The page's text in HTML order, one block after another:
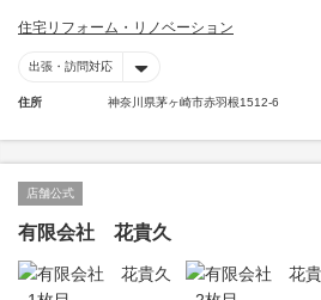
住宅リフォーム・リノベーション
出張・訪問対応
住所 神奈川県茅ヶ崎市赤羽根1512-6
店舗公式
有限会社 花貴久